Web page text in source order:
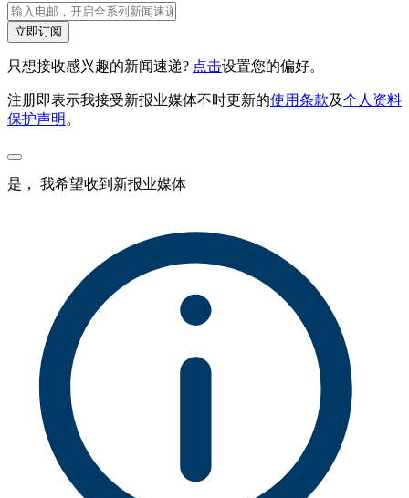
立即订阅
只想接收感兴趣的新闻速递? 点击设置您的偏好。
注册即表示我接受新报业媒体不时更新的使用条款及个人资料
保护声明。
是， 我希望收到新报业媒体